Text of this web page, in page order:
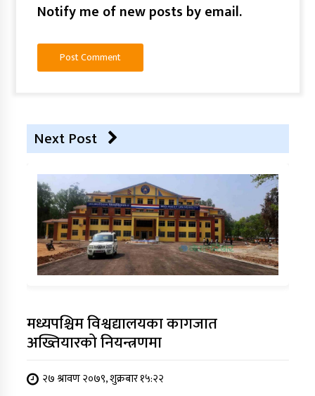
Notify me of new posts by email.
Next Post
मध्यपश्चिम विश्वद्यालयका कागजात
अख्तियारको नियन्त्रणमा
२७ श्रावण २०७९, शुक्रबार १५:२२